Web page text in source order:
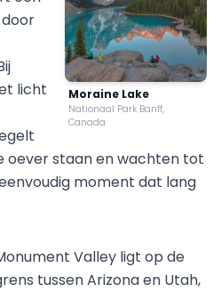
Moraine Lake
Nationaal Park Banff,
Canada
licht
oever staan en wachten tot
moment dat lang
Valley ligt op de
tussen Arizona en Utah,